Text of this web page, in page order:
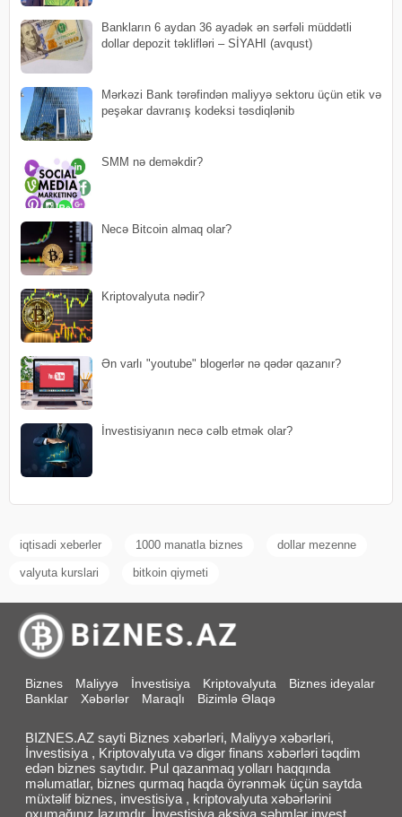
Bankların 6 aydan 36 ayadək ən sərfəli müddətli
dollar depozit təklifləri – SİYAHI (avqust)
Mərkəzi Bank tərəfindən maliyyə sektoru üçün etik və
peşəkar davranış kodeksi təsdiqlənib
SMM nə deməkdir?
Necə Bitcoin almaq olar?
Kriptovalyuta nədir?
Ən varlı "youtube" blogerlər nə qədər qazanır?
İnvestisiyanın necə cəlb etmək olar?
iqtisadi xeberler 1000 manatla biznes dollar mezenne
valyuta kurslari bitkoin qiymeti
Biznes Maliyyə İnvestisiya Kriptovalyuta
Biznes ideyalar
Banklar
Xəbərlər Maraqlı Bizimlə Əlaqə
BIZNES.AZ sayti Biznes xəbərləri, Maliyyə xəbərləri,
İnvestisiya , Kriptovalyuta və digər finans xəbərləri təqdim
edən biznes saytıdır. Pul qazanmaq yolları haqqında
məlumatlar, biznes qurmaq haqda öyrənmək üçün saytda
müxtəlif biznes, investisiya , kriptovalyuta xəbərlərini
oxumağınız lazımdır. İnvestisiya aksiya səhmlər invest